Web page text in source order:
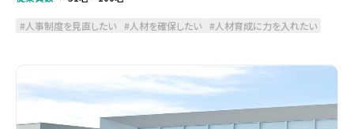
人事制度を見直したい 人材を確保したい 人材育成に力を入れたい